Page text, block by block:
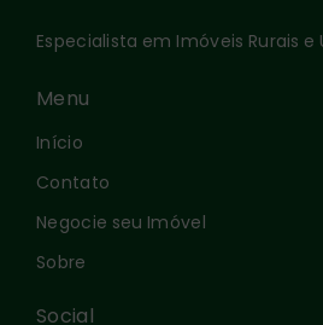
Especialista em Imóveis Rurais e
Menu
Início
Contato
Negocie seu Imóvel
Sobre
Social